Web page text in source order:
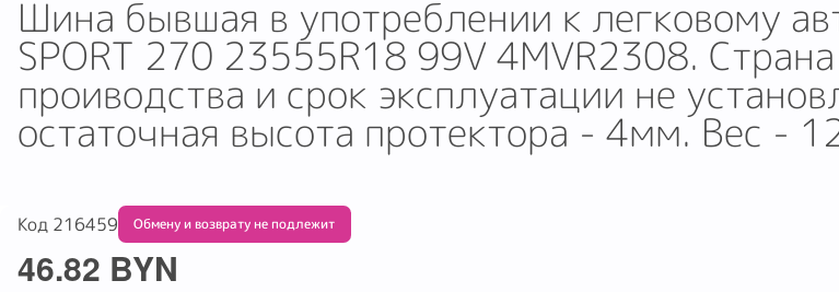
Шина бывшая в употреблении к легковому
SPORT 270 23555R18 99V 4MVR2308.
проиводства и срок эксплуатации не
остаточная высота протектора - 4мм. Вес -
Код 216459 Обмену и возврату не подлежит
46.82 BYN